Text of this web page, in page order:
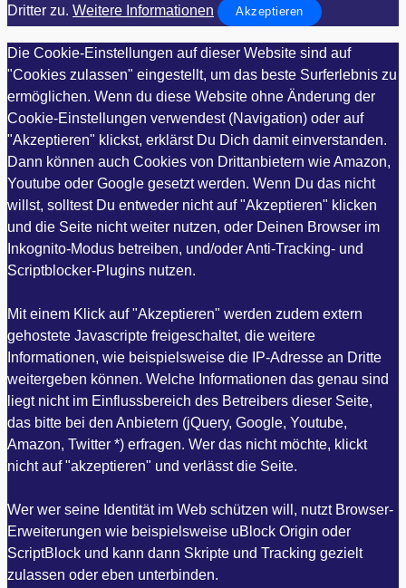
Dritter zu. Weitere Informationen Akzeptieren
Die Cookie-Einstellungen auf dieser Website sind auf
"Cookies zulassen" eingestellt, um das beste Surferlebnis zu
ermöglichen. Wenn du diese Website ohne Änderung der
Cookie-Einstellungen verwendest (Navigation) oder auf
"Akzeptieren" klickst, erklärst Du Dich damit einverstanden.
Dann können auch Cookies von Drittanbietern wie Amazon,
Youtube oder Google gesetzt werden. Wenn Du das nicht
willst, solltest Du entweder nicht auf "Akzeptieren" klicken
und die Seite nicht weiter nutzen, oder Deinen Browser im
Inkognito-Modus betreiben, und/oder Anti-Tracking- und
Scriptblocker-Plugins nutzen.
Mit einem Klick auf "Akzeptieren" werden zudem extern
gehostete Javascripte freigeschaltet, die weitere
Informationen, wie beispielsweise die IP-Adresse an Dritte
weitergeben können. Welche Informationen das genau sind
liegt nicht im Einflussbereich des Betreibers dieser Seite,
das bitte bei den Anbietern (jQuery, Google, Youtube,
Amazon, Twitter *) erfragen. Wer das nicht möchte, klickt
nicht auf "akzeptieren" und verlässt die Seite.
Wer wer seine Identität im Web schützen will, nutzt Browser-
Erweiterungen wie beispielsweise uBlock Origin oder
ScriptBlock und kann dann Skripte und Tracking gezielt
zulassen oder eben unterbinden.